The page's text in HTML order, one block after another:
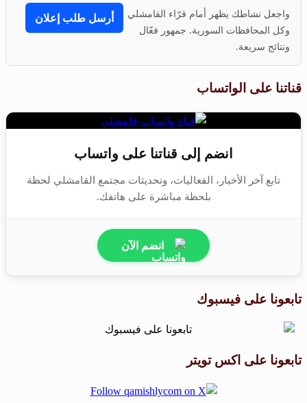
واجعل نشاطك يظهر أمام قرّاء القامشلي
وكل المحافظات السورية. جمهور فعّال
ونتائج سريعة.
أرسل طلب إعلان
قناتنا على الواتساب
انضم إلى قناتنا على واتساب
تابع آخر الأخبار، الفعاليات، وتحديثات مجتمع القامشلي لحظة
بلحظة مباشرة على هاتفك.
انضم الآن
تابعونا على فيسبوك
تابعونا على اكس تويتر